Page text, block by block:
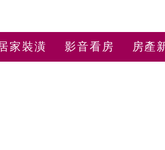
家裝潢 影音看房 房產